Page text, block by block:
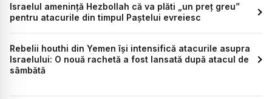
Israelul amenință Hezbollah că va plăti „un preț greu”
pentru atacurile din timpul Paștelui evreiesc
Rebelii houthi din Yemen își intensifică atacurile asupra
Israelului: O nouă rachetă a fost lansată după atacul de
sâmbătă